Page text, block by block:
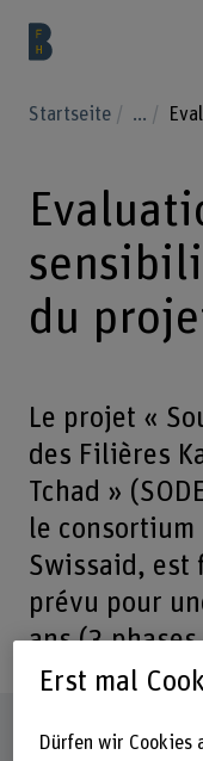
Startseite ...
du
Le projet «
des Filières
Tchad »
le consortium
Swissaid, est
prévu pour
ans (3
Steckbrief
Erst mal
Dürfen wir Cookies